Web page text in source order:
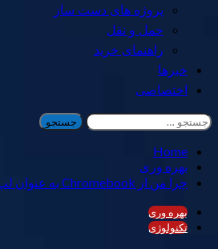
پروژه های دست ساز
حمل و نقل
راهنمای خرید
خبرها
اختصاصی
جستجو
برای:
Home
بهره وری
چرا من از Chromebook به عنوان لپ تاپ مسافرتی خود استفاده می کنم – و چگونه آن را نگه دارید
بهره وری
تکنولوژی